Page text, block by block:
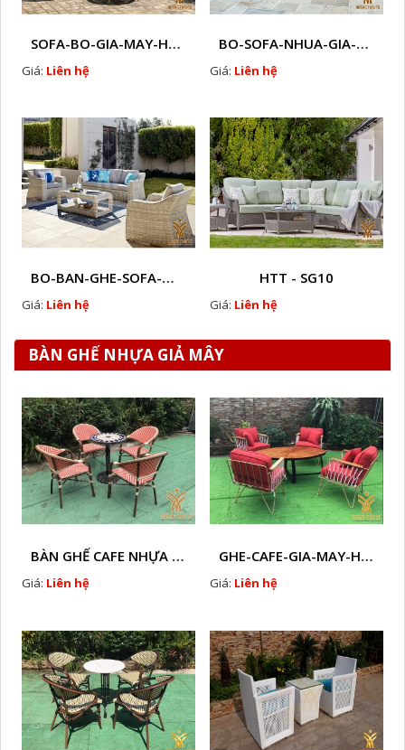
SOFA-BO-GIA-MAY-HTT - S39
Giá: Liên hệ
BO-SOFA-NHUA-GIA-MAY-HTT - S42
Giá: Liên hệ
BO-BAN-GHE-SOFA-MÂY-NHUA-HTT - S43
Giá: Liên hệ
HTT - SG10
Giá: Liên hệ
BÀN GHẾ NHỰA GIẢ MÂY
BÀN GHẾ CAFE NHỰA GIẢ MÂY HTT - L112
Giá: Liên hệ
GHE-CAFE-GIA-MAY-HTT - L110
Giá: Liên hệ